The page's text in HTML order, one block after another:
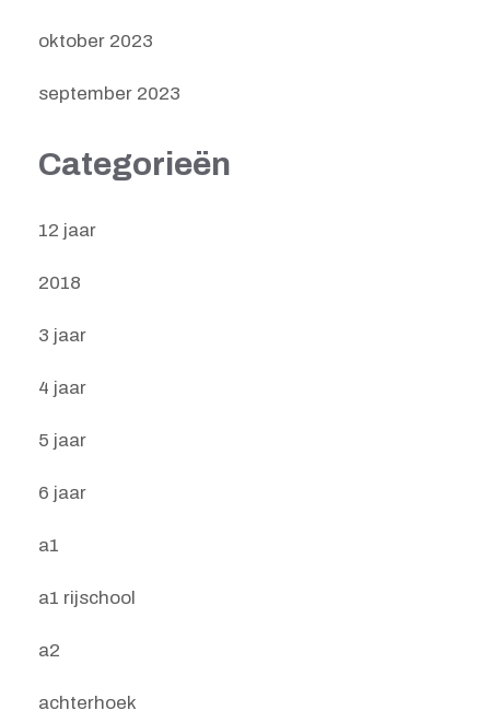
oktober 2023
september 2023
Categorieën
12 jaar
2018
3 jaar
4 jaar
5 jaar
6 jaar
a1
a1 rijschool
a2
achterhoek